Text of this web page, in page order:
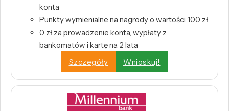
konta
Punkty wymienialne na nagrody o wartości 100 zł
0 zł za prowadzenie konta, wypłaty z
bankomatów i kartę na 2 lata
Szczegóły
Wnioskuj!